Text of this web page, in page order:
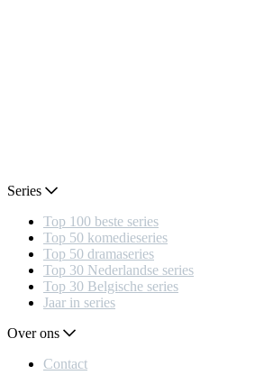
Series
Top 100 beste series
Top 50 komedieseries
Top 50 dramaseries
Top 30 Nederlandse series
Top 30 Belgische series
Jaar in series
Over ons
Contact